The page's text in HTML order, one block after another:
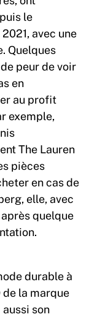
le
avec une
Quelques
peur de voir
en
au profit
exemple,
The Lauren
pièces
en cas de
elle, avec
quelque
durable à
de la marque
son